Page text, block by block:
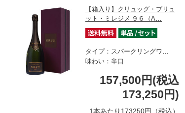
【箱入り】クリュッグ・ブリュ
ット・ミレジメ’９６（A…
タイプ：スパークリングワ…
味わい：辛口
157,500円(税込
173,250円)
1本あたり173250円（税込）